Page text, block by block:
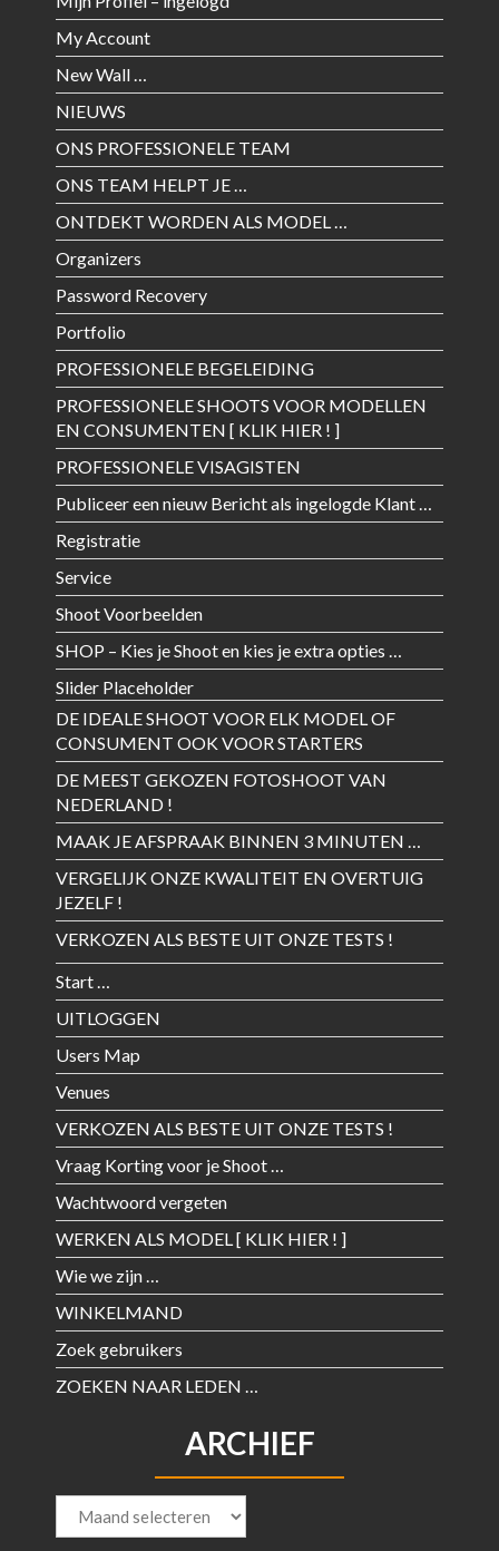
My Account
New Wall …
NIEUWS
ONS PROFESSIONELE TEAM
ONS TEAM HELPT JE …
ONTDEKT WORDEN ALS MODEL …
Organizers
Password Recovery
Portfolio
PROFESSIONELE BEGELEIDING
PROFESSIONELE SHOOTS VOOR MODELLEN
EN CONSUMENTEN [ KLIK HIER ! ]
PROFESSIONELE VISAGISTEN
Publiceer een nieuw Bericht als ingelogde Klant …
Registratie
Service
Shoot Voorbeelden
SHOP – Kies je Shoot en kies je extra opties …
Slider Placeholder
DE IDEALE SHOOT VOOR ELK MODEL OF
CONSUMENT OOK VOOR STARTERS
DE MEEST GEKOZEN FOTOSHOOT VAN
NEDERLAND !
MAAK JE AFSPRAAK BINNEN 3 MINUTEN …
VERGELIJK ONZE KWALITEIT EN OVERTUIG
JEZELF !
VERKOZEN ALS BESTE UIT ONZE TESTS !
Start …
UITLOGGEN
Users Map
Venues
VERKOZEN ALS BESTE UIT ONZE TESTS !
Vraag Korting voor je Shoot …
Wachtwoord vergeten
WERKEN ALS MODEL [ KLIK HIER ! ]
Wie we zijn …
WINKELMAND
Zoek gebruikers
ZOEKEN NAAR LEDEN …
ARCHIEF